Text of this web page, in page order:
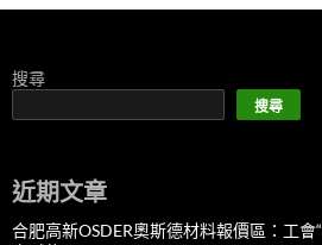
搜尋
搜尋
近期文章
合肥高新OSDER奧斯德材料報價區：工會